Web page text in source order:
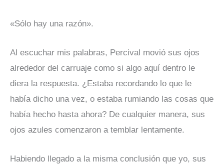
«Sólo hay una razón».
Al escuchar mis palabras, Percival movió sus ojos
alrededor del carruaje como si algo aquí dentro le
diera la respuesta. ¿Estaba recordando lo que le
había dicho una vez, o estaba rumiando las cosas que
había hecho hasta ahora? De cualquier manera, sus
ojos azules comenzaron a temblar lentamente.
Habiendo llegado a la misma conclusión que yo, sus